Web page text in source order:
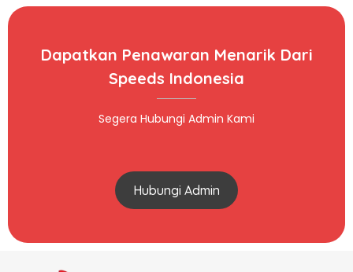
Dapatkan Penawaran Menarik Dari
Speeds Indonesia
Segera Hubungi Admin Kami
Hubungi Admin